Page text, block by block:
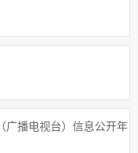
广播电视台）信息公开年